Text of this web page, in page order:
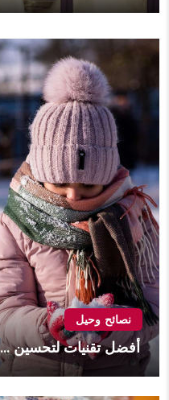
نصائح وحيل
أفضل تقنيات لتحسين ...